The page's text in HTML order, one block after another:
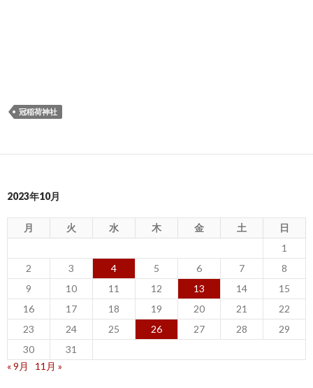
冠稲荷神社
2023年10月
月 火 水 木 金 土
日
1
2
3 4 5 6 7
8
9
10 11 12 13 14
15
16
17 18 19 20 21
22
23
24 25 26 27 28
29
30
31
« 9月
11月 »